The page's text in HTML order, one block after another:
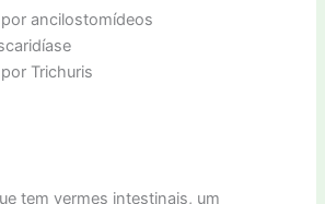
ancilostomídeos
Trichuris
tem vermes intestinais, um